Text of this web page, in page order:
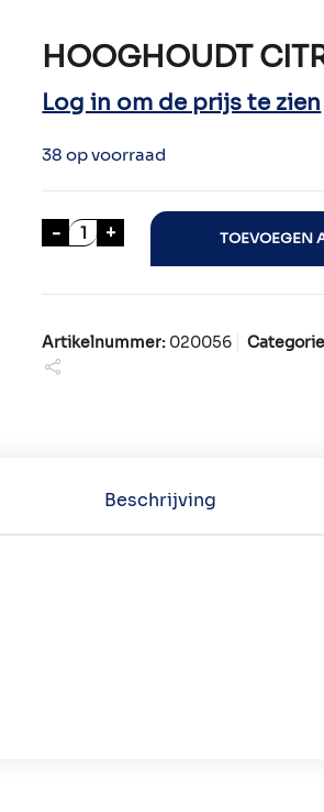
HOOGHOUDT
Log in om de prijs te zien
38 op voorraad
- HOOGHOUDT
+ TOEVOEGEN
Artikelnummer: 020056
Beschrijving